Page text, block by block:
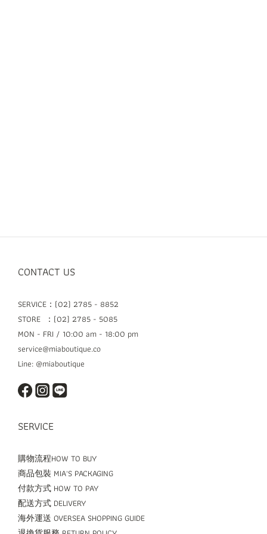
CONTACT US
SERVICE：(02) 2785 - 8852
STORE ：(02) 2785 - 5085
MON - FRI / 10:00 am - 18:00 pm
service@miaboutique.co
Line: @miaboutique
SERVICE
購物流程HOW TO BUY
商品包裝 MIA'S PACKAGING
付款方式 HOW TO PAY
配送方式 DELIVERY
海外運送 OVERSEA SHOPPING GUIDE